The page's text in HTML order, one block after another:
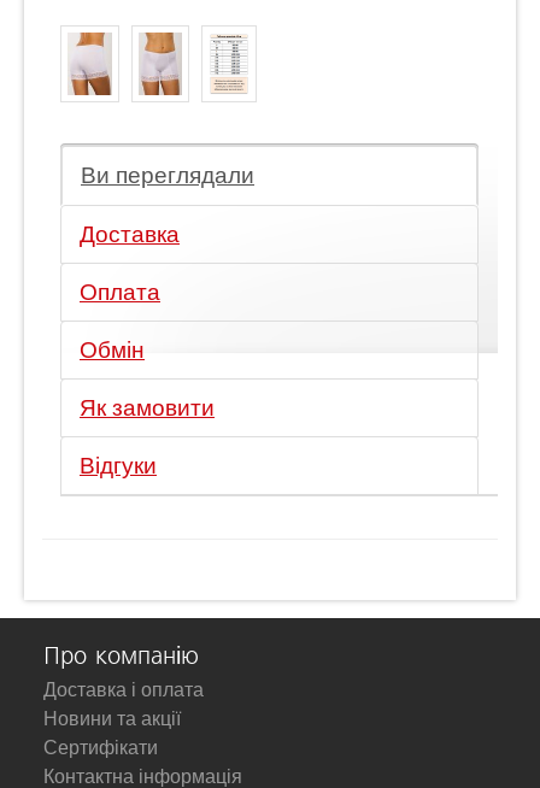
Ви переглядали
Доставка
Оплата
Обмін
Як замовити
Відгуки
Про компанію
Доставка і оплата
Новини та акції
Сертифікати
Контактна інформація